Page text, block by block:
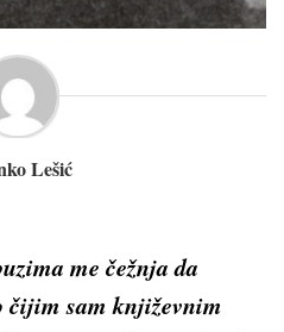
Lešić
me čežnja da
čijim sam književnim